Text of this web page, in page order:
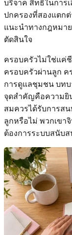
บริจาค สิทธิ์ในการ
ปกครองที่สองแตก
แนะนำทางกฎหมา
ตัดสินใจ
ครอบครัวไม่ใช่แค่ชี
ครอบครัวผ่านลูก ค
การดูแลชุมชน บทบ
จุดสำคัญคือความยิ
สมควรได้รับการส
ลูกหรือไม่ พวกเขา
ต้องการระบบสนับ